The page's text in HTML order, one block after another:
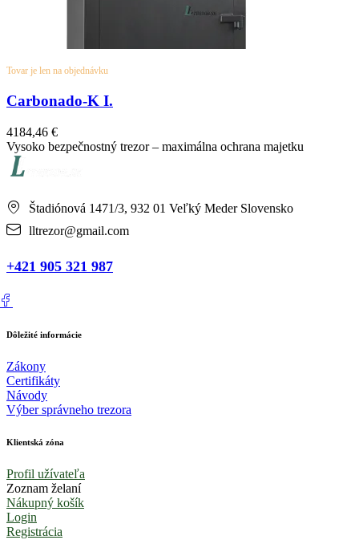
Tovar je len na objednávku
Carbonado-K I.
4184,46 €
Vysoko bezpečnostný trezor – maximálna ochrana majetku
Štadiónová 1471/3, 932 01 Veľký Meder Slovensko
lltrezor@gmail.com
+421 905 321 987
Dôležité informácie
Zákony
Certifikáty
Návody
Výber správneho trezora
Klientská zóna
Profil užívateľa
Zoznam želaní
Nákupný košík
Login
Registrácia